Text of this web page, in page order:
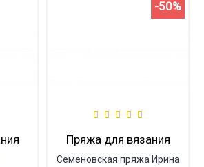
-50%
Пряжа для вязания
Семеновская пряжа Ирина